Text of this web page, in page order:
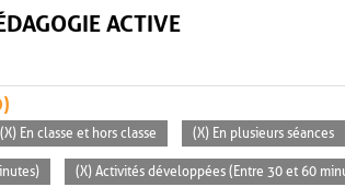
ACTIVE
(X) En classe et hors classe (X) En plusieurs séances
(X) Activités développées (Entre 30 et 60